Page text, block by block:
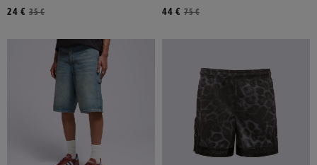
35 €
24 €
75 €
44 €